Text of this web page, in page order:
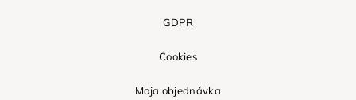
GDPR
Cookies
Moja objednávka